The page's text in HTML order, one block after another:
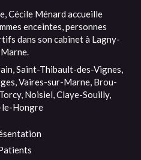
Cécile Ménard accueille
enceintes, personnes
dans son cabinet à Lagny-
Saint-Thibault-des-Vignes,
Vaires-sur-Marne, Brou-
Noisiel, Claye-Souilly,
Hongre